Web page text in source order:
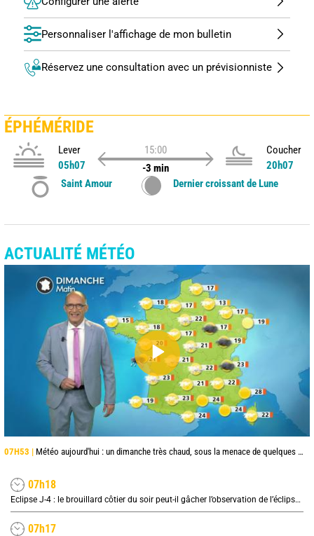
Personnaliser l'affichage de mon bulletin
Réservez une consultation avec un prévisionniste
ÉPHÉMÉRIDE
Lever
05h07
15:00
-3 min
Coucher
20h07
Saint Amour
Dernier croissant de Lune
ACTUALITÉ MÉTÉO
07H53 | Météo aujourd'hui : un dimanche très chaud, sous la menace de quelques orages
07h18
Eclipse J-4 : le brouillard côtier du soir peut-il gâcher l’observation de l’éclipse à la plage ?
07h17